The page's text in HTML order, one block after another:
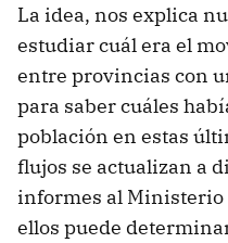
La idea, nos explica
estudiar cuál era el
entre provincias con
para saber cuáles
población en estas
flujos se actualizan a
informes al Ministerio
ellos puede